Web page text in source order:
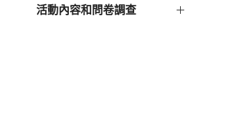
活動內容和問卷調查